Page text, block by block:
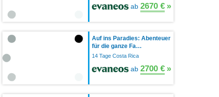
ab 2670 € »
Auf ins Paradies: Abenteuer
für die ganze Fa…
14 Tage Costa Rica
ab 2700 € »